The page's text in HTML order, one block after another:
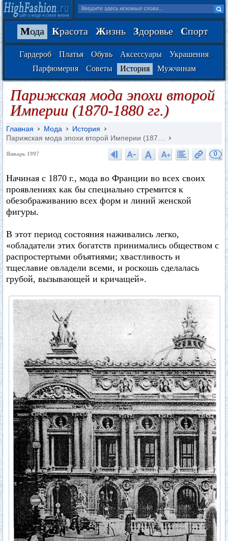
Мода Красота Жизнь Здоровье Спорт
Гардероб Платья Обувь Аксессуары
Украшения
Парфюмерия
Советы История Мужчинам
Парижская мода эпохи второй
Империи (1870-1880 гг.)
Главная Мода
История
Парижская мода эпохи второй Империи (187…
Январь 1997 0
Начиная с 1870 г., мода во Франции во всех своих
проявлениях как бы специально стремится к
обезображиванию всех форм и линий женской
фигуры.
В этот период состояния наживались легко,
«обладатели этих богатств принимались обществом с
распростертыми объятиями; хвастливость и
тщеславие овладели всеми, и роскошь сделалась
грубой, вызывающей и кричащей».